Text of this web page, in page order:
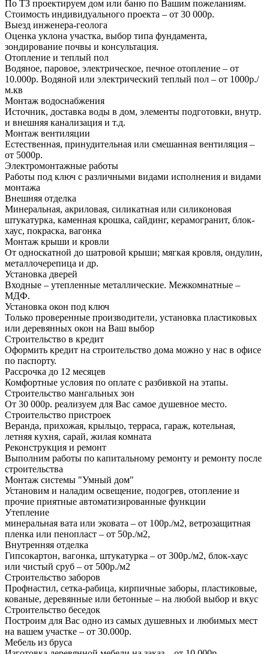
По ТЗ проектируем дом или баню по Вашим пожеланиям.
Стоимость индивидуального проекта – от 30 000р.
Выезд инженера-геолога
Оценка уклона участка, выбор типа фундамента,
зондирование почвы и консультация.
Отопление и теплый пол
Водяное, паровое, электрическое, печное отопление – от
10.000р. Водяной или электрический теплый пол – от 1000р./
м.кв
Монтаж водоснабжения
Источник, доставка воды в дом, элементы подготовки, внутр.
и внешняя канализация и т.д.
Монтаж вентиляции
Естественная, принудительная или смешанная вентиляция –
от 5000р.
Электромонтажные работы
Работы под ключ с различными видами исполнения и видами
монтажа
Внешняя отделка
Минеральная, акриловая, силикатная или силиконовая
штукатурка, каменная крошка, сайдинг, керамогранит, блок-
хаус, покраска, вагонка
Монтаж крыши и кровли
От односкатной до шатровой крыши; мягкая кровля, ондулин,
металлочерепица и др.
Установка дверей
Входные – утепленные металлические. Межкомнатные –
МДФ.
Установка окон под ключ
Только проверенные производители, установка пластиковых
или деревянных окон на Ваш выбор
Строительство в кредит
Оформить кредит на строительство дома можно у нас в офисе
по паспорту.
Рассрочка до 12 месяцев
Комфортные условия по оплате с разбивкой на этапы.
Строительство мангальных зон
От 30 000р. реализуем для Вас самое душевное место.
Строительство пристроек
Веранда, прихожая, крыльцо, терраса, гараж, котельная,
летняя кухня, сарай, жилая комната
Реконструкция и ремонт
Выполним работы по капитальному ремонту и ремонту после
строительства
Монтаж системы "Умный дом"
Установим и наладим освещение, подогрев, отопление и
прочие приятные автоматизированные функции
Утепление
минеральная вата или эковата – от 100р./м2, ветрозащитная
пленка или пенопласт – от 50р./м2,
Внутренняя отделка
Гипсокартон, вагонка, штукатурка – от 300р./м2, блок-хаус
или чистый сруб – от 500р./м2
Строительство заборов
Профнастил, сетка-рабица, кирпичные заборы, пластиковые,
кованые, деревянные или бетонные – на любой выбор и вкус
Строительство беседок
Построим для Вас одно из самых душевных и любимых мест
на вашем участке – от 30.000р.
Мебель из бруса